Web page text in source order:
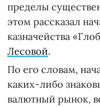
пределы
этом рассказал
казначейства
Лесовой.
По его словам,
каких-либо
валютный рынок,